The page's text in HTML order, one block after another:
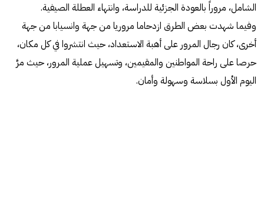
الشامل، مروراً بالعودة الجزئية للدراسة، وانتهاء العطلة الصيفية.
وفيما شهدت بعض الطرق ازدحاما مروريا من جهة وانسيابا من جهة
أخرى، كان رجال المرور على أهبة الاستعداد، حيث انتشروا في كل مكان،
حرصا على راحة المواطنين والمقيمين، وتسهيل عملية المرور، حيث مرَّ
اليوم الأول بسلاسة وسهولة وأمان.